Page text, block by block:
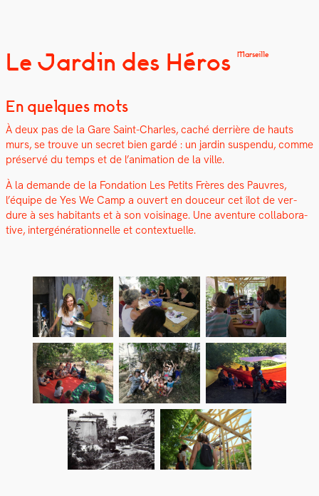
Le Jardin des Héros Marseille
En quelques mots
À deux pas de la Gare Saint-Charles, caché der­rière de hauts
murs, se trou­ve un secret bien gardé : un jardin sus­pendu, comme
préservé du temps et de l’an­i­ma­tion de la ville.
À la demande de la Fon­da­tion Les Petits Frères des Pau­vres,
l’équipe de Yes We Camp a ouvert en douceur cet îlot de ver­
dure à ses habi­tants et à son voisi­nage. Une aven­ture col­lab­o­ra­
tive, intergénéra­tionnelle et con­textuelle.